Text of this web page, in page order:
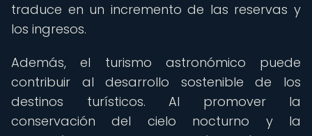
traduce en un incremento de las reservas y
los ingresos.
Además, el turismo astronómico puede
contribuir al desarrollo sostenible de los
destinos turísticos. Al promover la
conservación del cielo nocturno y la